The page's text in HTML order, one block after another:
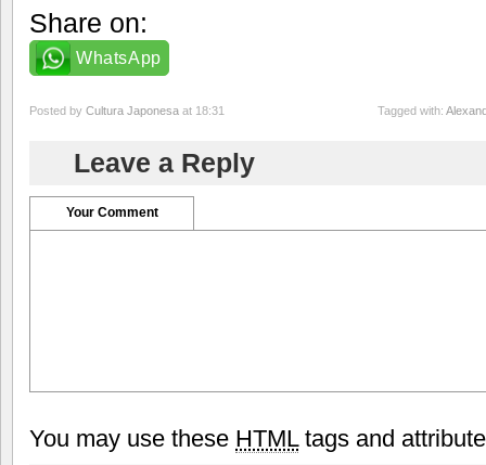
Share on:
WhatsApp
Posted by Cultura Japonesa at 18:31 Tagged with:
Leave a Reply
Your Comment
You may use these HTMLtags and